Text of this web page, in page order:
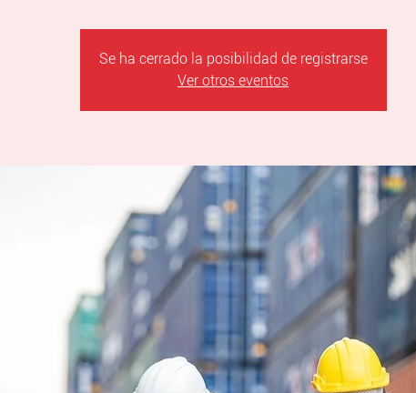
Se ha cerrado la posibilidad de registrarse
Ver otros eventos